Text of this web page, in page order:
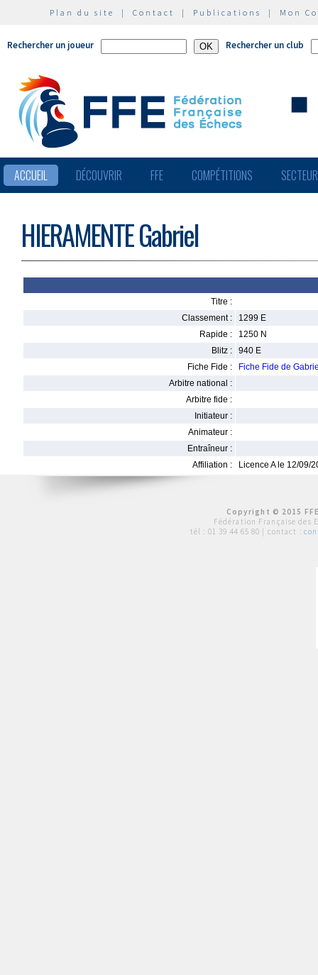
Plan du site | Contact | Publications | Mon
Rechercher un joueur Rechercher un club
ACCUEIL DÉCOUVRIR FFE COMPÉTITIONS
HIERAMENTE Gabriel
Titre :
Classement :
1299 E
Rapide :
1250 N
Blitz :
940 E
Fiche Fide :
Fiche Fide de
Arbitre national :
Arbitre fide :
Initiateur :
Animateur :
Entraîneur :
Affiliation :
Licence A le 12/09/
Copyright © 2015
Fédération Française des
tél : 01 39 44 65 80 | contact :